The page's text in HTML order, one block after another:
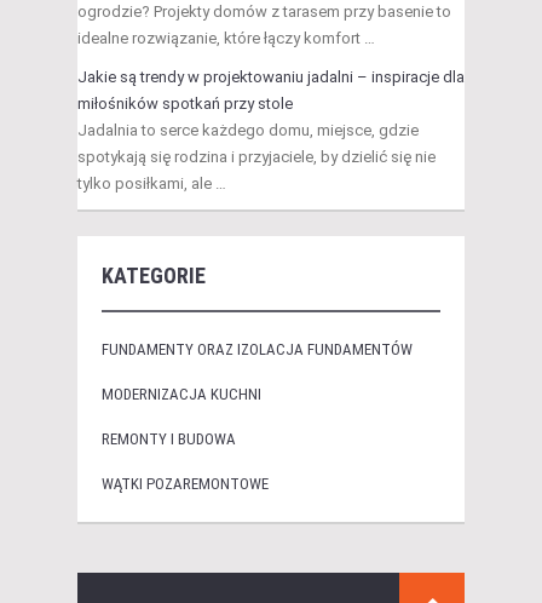
ogrodzie? Projekty domów z tarasem przy basenie to
idealne rozwiązanie, które łączy komfort …
Jakie są trendy w projektowaniu jadalni – inspiracje dla
miłośników spotkań przy stole
Jadalnia to serce każdego domu, miejsce, gdzie
spotykają się rodzina i przyjaciele, by dzielić się nie
tylko posiłkami, ale …
KATEGORIE
FUNDAMENTY ORAZ IZOLACJA FUNDAMENTÓW
MODERNIZACJA KUCHNI
REMONTY I BUDOWA
WĄTKI POZAREMONTOWE